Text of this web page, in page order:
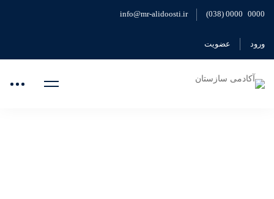
0000 0000 (038)
info@mr-alidoosti.ir
ورود عضویت